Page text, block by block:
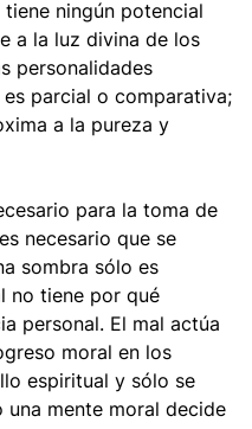
ningún potencial
a la luz divina de los
personalidades
parcial o comparativa;
a la pureza y
para la toma de
necesario que se
sombra sólo es
no tiene por qué
personal. El mal actúa
moral en los
espiritual y sólo se
mente moral decide